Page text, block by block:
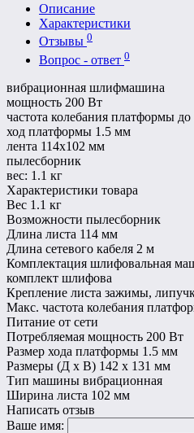
Описание
Характеристики
Отзывы 0
Вопрос - ответ 0
вибрационная шлифмашина
мощность 200 Вт
частота колебания платформы
ход платформы 1.5 мм
лента 114x102 мм
пылесборник
вес: 1.1 кг
Характеристики товара
Вес 1.1 кг
Возможности пылесборник
Длина листа 114 мм
Длина сетевого кабеля 2 м
Комплектация шлифовальная
комплект шлифова
Крепление листа зажимы,
Макс. частота колебания
Питание от сети
Потребляемая мощность 200 Вт
Размер хода платформы 1.5 мм
Размеры (Д х В) 142 x 131 мм
Тип машины вибрационная
Ширина листа 102 мм
Написать отзыв
Ваше имя: